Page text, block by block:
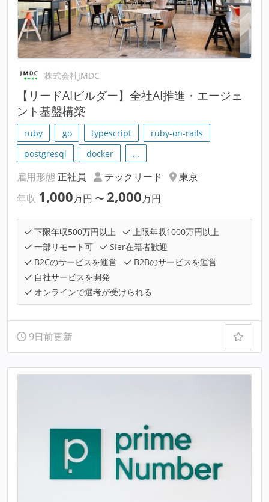
株式会社JMDC
【リードAIビルダー】全社AI推進・エージェ
ント基盤構築
ruby go typescript
ruby-on-rails
postgresql
docker …
雇用形態 正社員 テックリード
東京
年収 1,000万円 〜 2,000万円
下限年収500万円以上
上限年収1000万円以上
一部リモート可
SIer在籍者歓迎
B2Cのサービスを運営
B2Bのサービスを運営
自社サービスを開発
オンラインで選考が受けられる
9日前更新